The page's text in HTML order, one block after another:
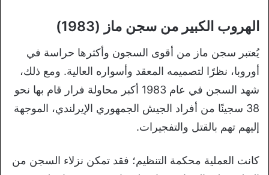
الهروب الكبير من سجن ماز (1983)
يُعتبر سجن ماز من أقوى السجون وأكثرها حراسة في
أوروبا، نظرًا لتصميمه المعقد وأسواره العالية. ومع ذلك،
شهد السجن في عام 1983 أكبر محاولة فرار قام بها نحو
38 سجينًا من أفراد الجيش الجمهوري الإيرلندي، الموجهة
إليهم تهم بالقتل والتفجيرات.
كانت العملية محكمة التنظيم؛ فقد تمكن نزلاء السجن من